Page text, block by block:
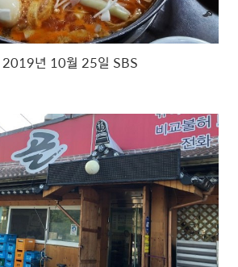
2019년 10월 25일 SBS